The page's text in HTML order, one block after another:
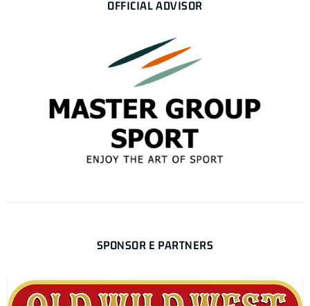
OFFICIAL ADVISOR
SPONSOR E PARTNERS